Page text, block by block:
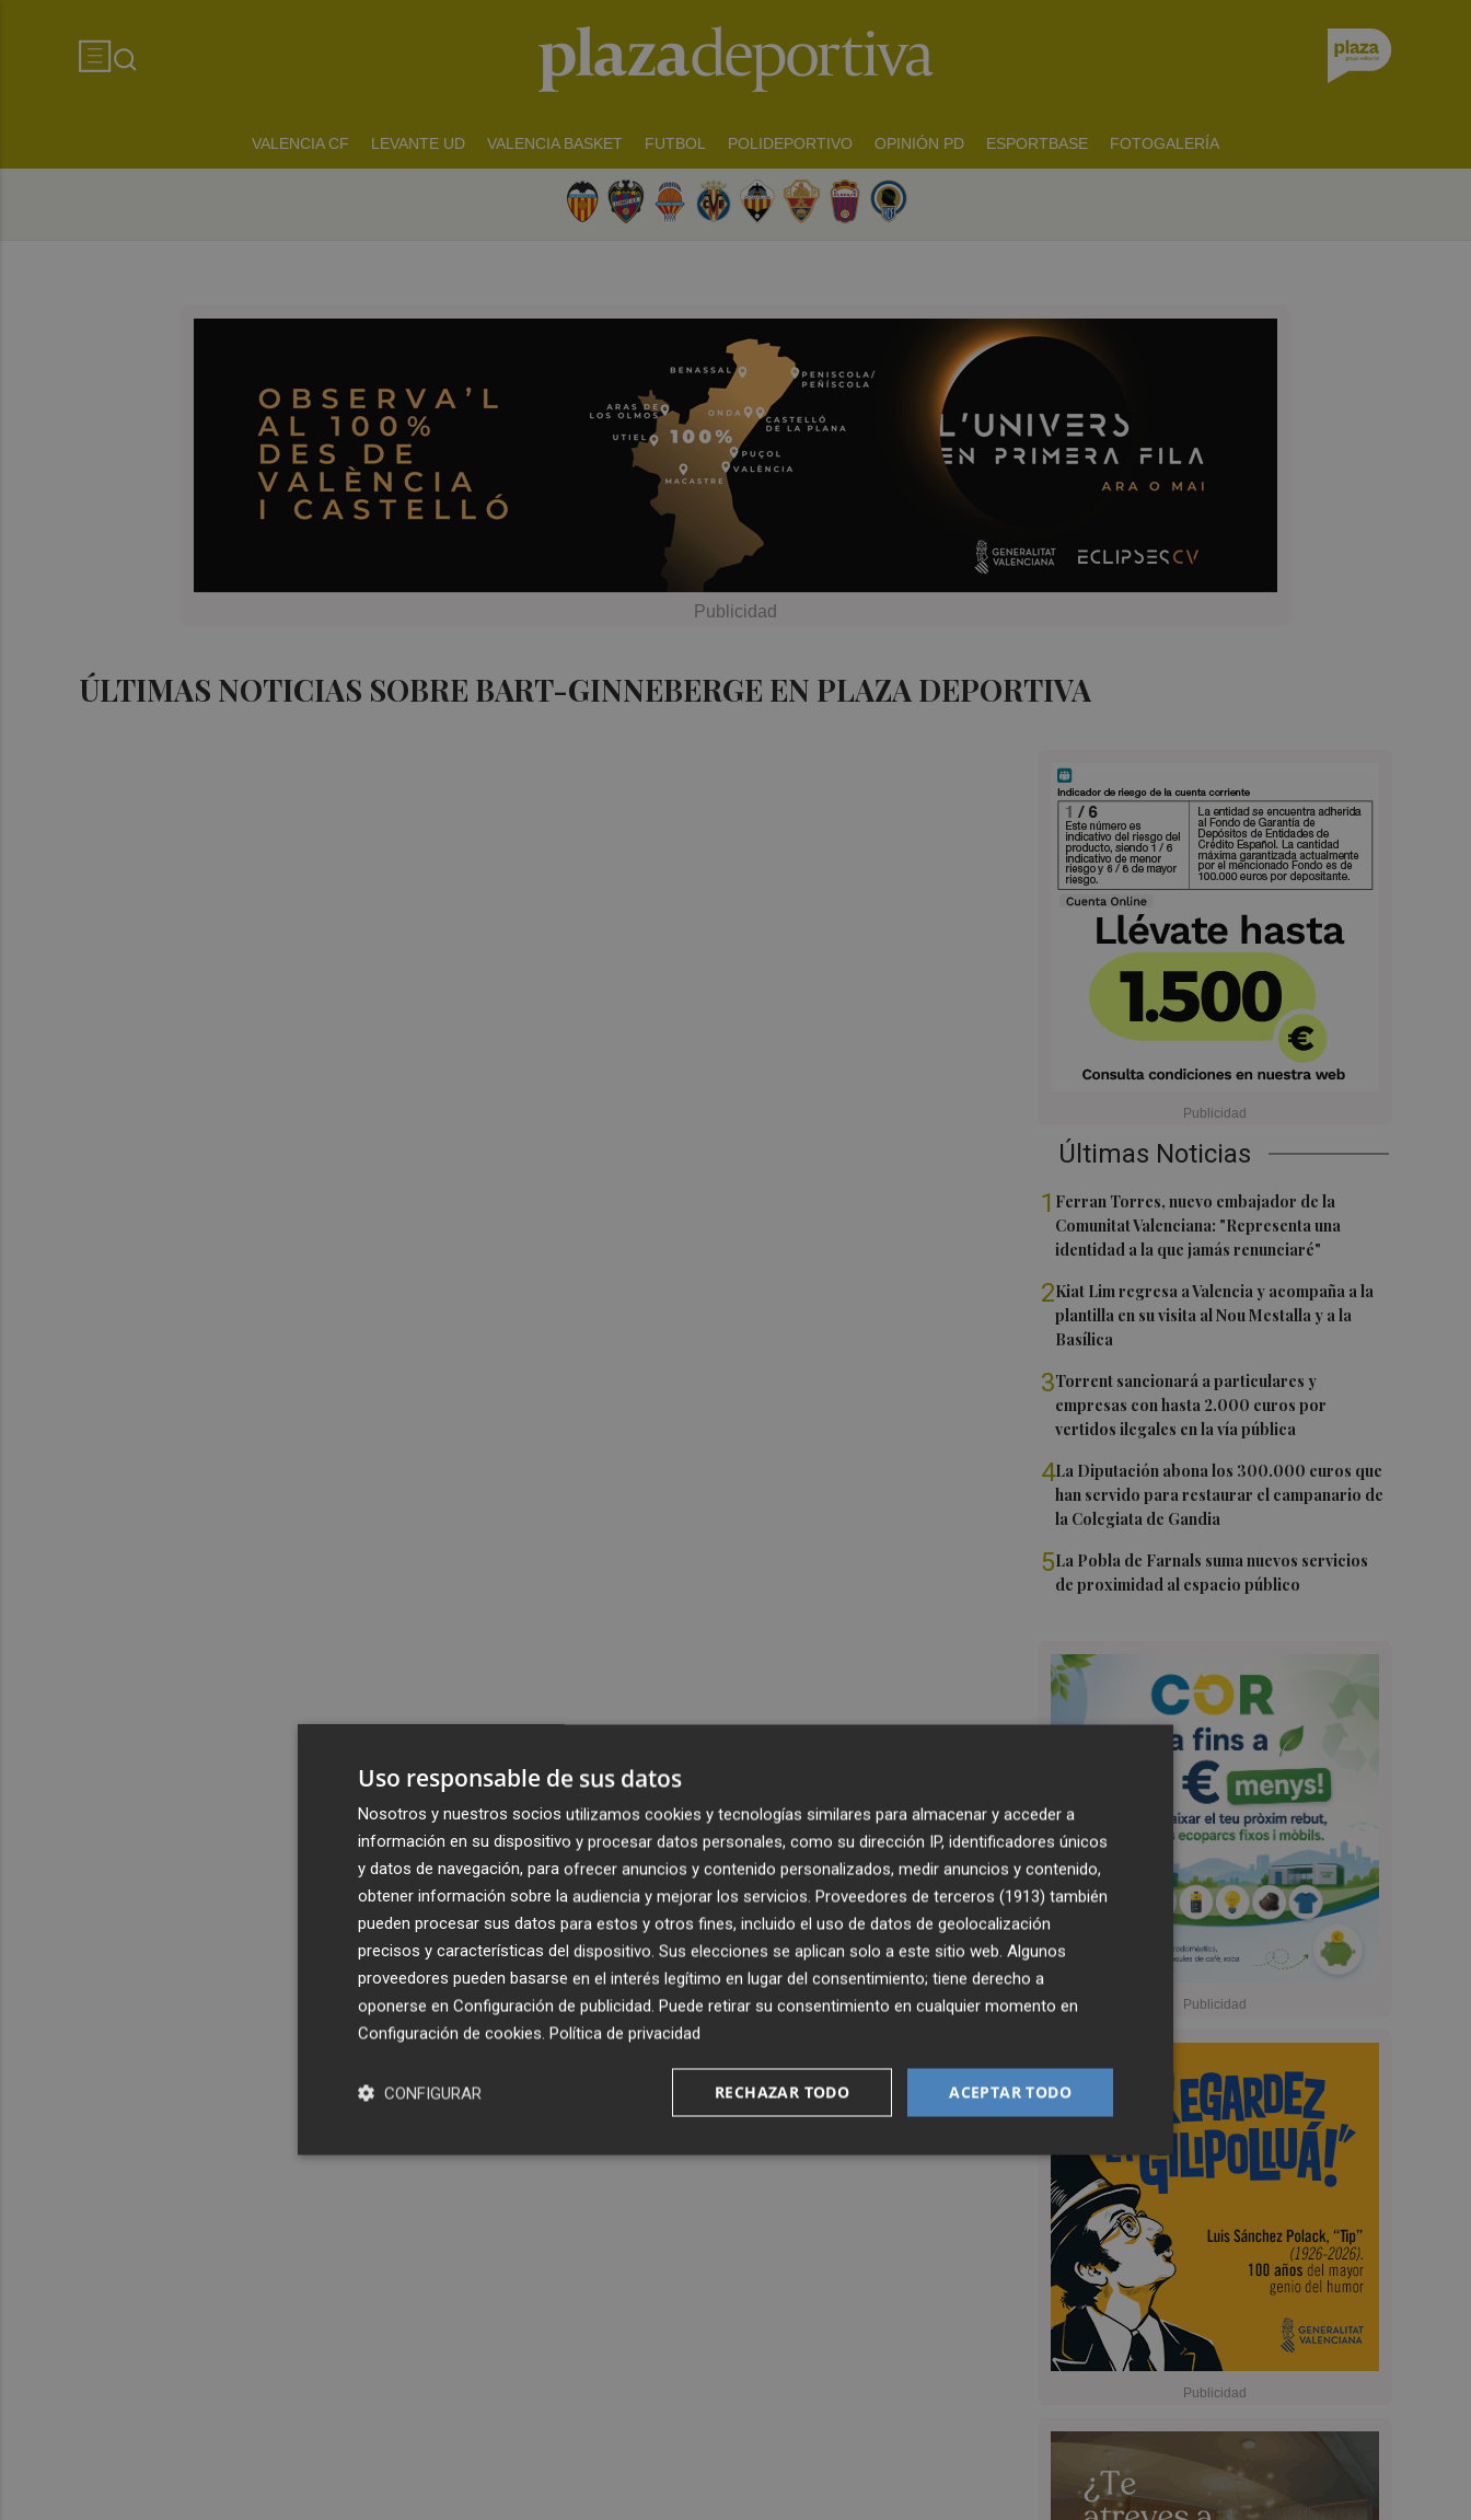
VALENCIA CF LEVANTE UD VALENCIA BASKET FUTBOL POLIDEPORTIVO OPINIÓN PD ESPORTBASE FOTOGALERÍA
ÚLTIMAS NOTICIAS SOBRE BART-GINNEBERGE EN PLAZA DEPORTIVA
Últimas Noticias
1 Ferran Torres, nuevo embajador de la
Comunitat Valenciana: "Representa una
identidad a la que jamás renunciaré"
2Kiat Lim regresa a Valencia y acompaña a la
plantilla en su visita al Nou Mestalla y a la
Basílica
3Torrent sancionará a particulares y
empresas con hasta 2.000 euros por
vertidos ilegales en la vía pública
4La Diputación abona los 300.000 euros que
han servido para restaurar el campanario de
la Colegiata de Gandia
5La Pobla de Farnals suma nuevos servicios
de proximidad al espacio público
Uso responsable de sus datos
Nosotros y nuestros socios utilizamos cookies y tecnologías similares para almacenar y acceder a
información en su dispositivo y procesar datos personales, como su dirección IP, identificadores únicos
y datos de navegación, para ofrecer anuncios y contenido personalizados, medir anuncios y contenido,
obtener información sobre la audiencia y mejorar los servicios. Proveedores de terceros (1913) también
pueden procesar sus datos para estos y otros fines, incluido el uso de datos de geolocalización
precisos y características del dispositivo. Sus elecciones se aplican solo a este sitio web. Algunos
proveedores pueden basarse en el interés legítimo en lugar del consentimiento; tiene derecho a
oponerse en Configuración de publicidad. Puede retirar su consentimiento en cualquier momento en
Configuración de cookies. Política de privacidad
ACEPTAR TODO
RECHAZAR TODO
CONFIGURAR